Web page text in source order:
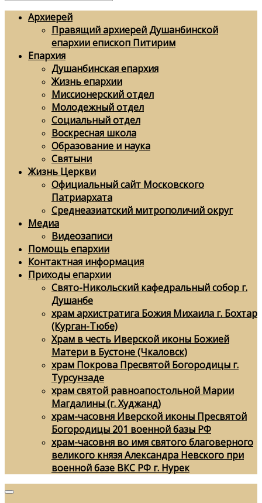
Архиерей
Правящий архиерей Душанбинской
епархии епископ Питирим
Епархия
Душанбинская епархия
Жизнь епархии
Миссионерский отдел
Молодежный отдел
Социальный отдел
Воскресная школа
Образование и наука
Святыни
Жизнь Церкви
Официальный сайт Московского
Патриархата
Среднеазиатский митрополичий округ
Медиа
Видеозаписи
Помощь епархии
Контактная информация
Приходы епархии
Свято-Никольский кафедральный собор г.
Душанбе
храм архистратига Божия Михаила г. Бохтар
(Курган-Тюбе)
Храм в честь Иверской иконы Божией
Матери в Бустоне (Чкаловск)
храм Покрова Пресвятой Богородицы г.
Турсунзаде
храм святой равноапостольной Марии
Магдалины (г. Худжанд)
храм-часовня Иверской иконы Пресвятой
Богородицы 201 военной базы РФ
храм-часовня во имя святого благоверного
великого князя Александра Невского при
военной базе ВКС РФ г. Нурек